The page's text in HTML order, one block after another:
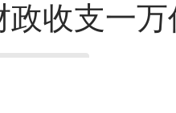
政收支一